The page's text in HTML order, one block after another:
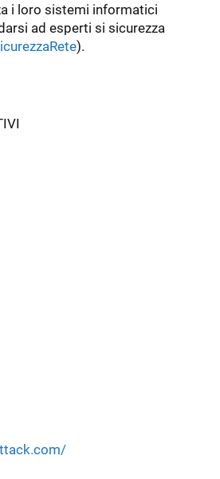
i loro sistemi informatici
ad esperti si sicurezza
).